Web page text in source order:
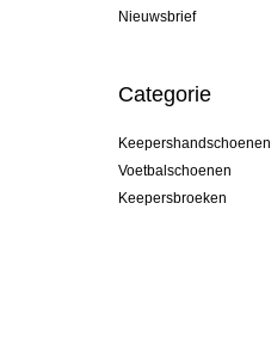
Nieuwsbrief
Categorie
Keepershandschoenen
Voetbalschoenen
Keepersbroeken